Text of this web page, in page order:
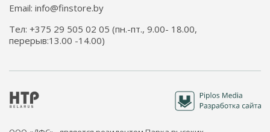
Email: info@finstore.by
Тел: +375 29 505 02 05 (пн.-пт., 9.00- 18.00,
перерыв:13.00 -14.00)